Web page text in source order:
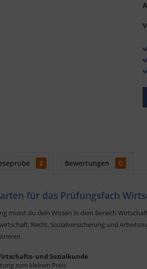
2 Bewertungen 0
für das Prüfungsfach
musst du dein Wissen in dem Bereich
Recht, Sozialversicherung und
und Sozialkunde
zum kleinen Preis